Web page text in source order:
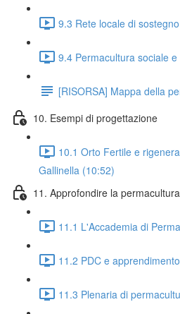
9.3 Rete locale di
9.4 Permacultura sociale
[RISORSA] Mappa della
10. Esempi di progettazione
10.1 Orto Fertile e
Gallinella (10:52)
11. Approfondire la permacultura
11.1 L'Accademia di
11.2 PDC e
11.3 Plenaria di